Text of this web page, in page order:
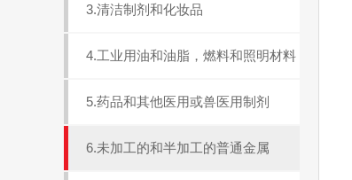
3.清洁制剂和化妆品
4.工业用油和油脂，燃料和照明材料
5.药品和其他医用或兽医用制剂
6.未加工的和半加工的普通金属